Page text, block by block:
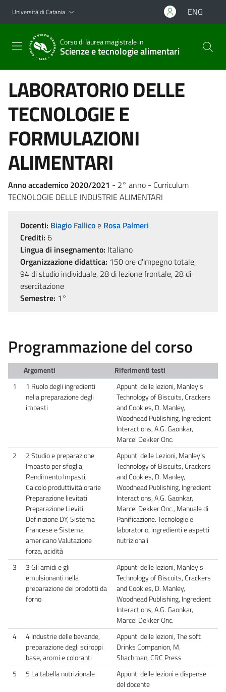
Vai al contenuto principale
Vai al menu di navigazione
Università di Catania ENG
Corso di laurea magistrale in
Scienze e tecnologie alimentari
LABORATORIO DELLE
TECNOLOGIE E
FORMULAZIONI
ALIMENTARI
Anno accademico 2020/2021 - 2° anno - Curriculum
TECNOLOGIE DELLE INDUSTRIE ALIMENTARI
Docenti: Biagio Fallicoe Rosa Palmeri
Crediti: 6
Lingua di insegnamento: Italiano
Organizzazione didattica: 150 ore d'impegno totale,
94 di studio individuale, 28 di lezione frontale, 28 di
esercitazione
Semestre: 1°
Programmazione del corso
Argomenti
Riferimenti testi
1
1 Ruolo degli ingredienti
nella preparazione degli
impasti
Appunti delle lezioni, Manley’s
Technology of Biscuits, Crackers
and Cookies, D. Manley,
Woodhead Publishing, Ingredient
Interactions, A.G. Gaonkar,
Marcel Dekker Onc.
2
2 Studio e preparazione
Impasto per sfoglia,
Rendimento Impasti,
Calcolo produttività orarie
Preparazione lievitati
Preparazione Lieviti:
Definizione DY, Sistema
Francese e Sistema
americano Valutazione
forza, acidità
Appunti delle Lezioni, Manley’s
Technology of Biscuits, Crackers
and Cookies, D. Manley,
Woodhead Publishing, Ingredient
Interactions, A.G. Gaonkar,
Marcel Dekker Onc., Manuale di
Panificazione. Tecnologie e
laboratorio, ingredienti e aspetti
nutrizionali
3
3 Gli amidi e gli
emulsionanti nella
preparazione dei prodotti da
forno
Appunti delle lezioni, Manley’s
Technology of Biscuits, Crackers
and Cookies, D. Manley,
Woodhead Publishing, Ingredient
Interactions, A.G. Gaonkar,
Marcel Dekker Onc.
4
4 Industrie delle bevande,
preparazione degli sciroppi
base, aromi e coloranti
Appunti delle lezioni, The soft
Drinks Companion, M.
Shachman, CRC Press
5
5 La tabella nutrizionale
Appunti delle lezioni e dispense
del docente